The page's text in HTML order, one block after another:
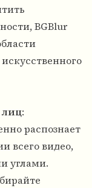
BGBlur
лиц:
распознает
всего видео,
углами.